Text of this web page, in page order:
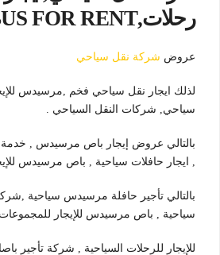
رحلات,MINIBUS FOR RENT
عروض شركة نقل سياحي
لذلك ايجار نقل سياحي فخم ,مرسيدس
سياحي, شركات النقل السياحي .
بالتالي عروض إيجار باص مرسيدس ,
, ايجار حافلات سياحية , باص مرسيدس
بالتالي تأجير حافلة مرسيدس سياحية
سياحية , باص مرسيدس للإيجار
للإيجار للرحلات السياحية , شركة تأجير